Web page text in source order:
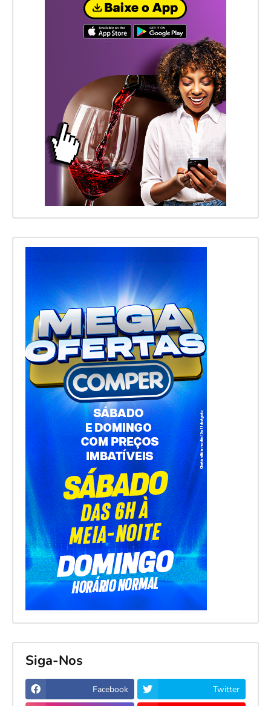
Siga-Nos
Facebook Twitter